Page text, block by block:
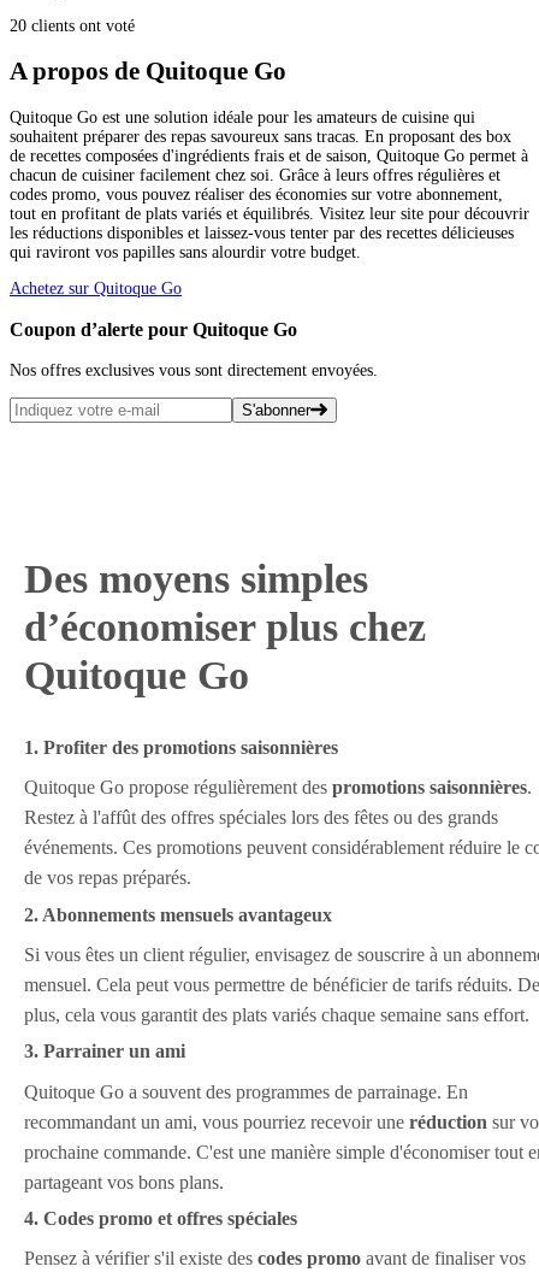
20 clients ont voté
A propos de Quitoque Go
Quitoque Go est une solution idéale pour les amateurs de cuisine qui
souhaitent préparer des repas savoureux sans tracas. En proposant des box
de recettes composées d'ingrédients frais et de saison, Quitoque Go permet à
chacun de cuisiner facilement chez soi. Grâce à leurs offres régulières et
codes promo, vous pouvez réaliser des économies sur votre abonnement,
tout en profitant de plats variés et équilibrés. Visitez leur site pour découvrir
les réductions disponibles et laissez-vous tenter par des recettes délicieuses
qui raviront vos papilles sans alourdir votre budget.
Achetez sur Quitoque Go
Coupon d’alerte pour Quitoque Go
Nos offres exclusives vous sont directement envoyées.
S'abonner
Des moyens simples
d’économiser plus chez
Quitoque Go
1. Profiter des promotions saisonnières
Quitoque Go propose régulièrement des promotions saisonnières.
Restez à l'affût des offres spéciales lors des fêtes ou des grands
événements. Ces promotions peuvent considérablement réduire le
de vos repas préparés.
2. Abonnements mensuels avantageux
Si vous êtes un client régulier, envisagez de souscrire à un
mensuel. Cela peut vous permettre de bénéficier de tarifs réduits. De
plus, cela vous garantit des plats variés chaque semaine sans effort.
3. Parrainer un ami
Quitoque Go a souvent des programmes de parrainage. En
recommandant un ami, vous pourriez recevoir une réduction sur
prochaine commande. C'est une manière simple d'économiser tout
partageant vos bons plans.
4. Codes promo et offres spéciales
Pensez à vérifier s'il existe des codes promo avant de finaliser vos